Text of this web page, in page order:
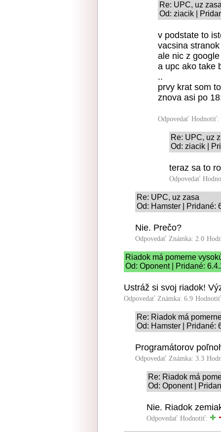
Re: UPC, uz
Od: ziacik |
v podstate to
vacsina
ale nic z
a upc ako take
..
prvy krat som
znova asi po
Odpovedať Hodnotiť:
Re: UPC, uz
Od: ziacik |
teraz sa to
Odpovedať
Re: UPC, uz zasa
Od: Hamster | Pridané:
Nie. Prečo?
Odpovedať Známka: 2.0
Riadok má pomerne
Od: Oponent | Pridané:
Ustráž si svoj riadok!
Odpovedať Známka: 6.9
Re: Riadok má
Od: Hamster | Pridané:
Programátorov
Odpovedať Známka: 3.3
Re: Riadok má
Od: Oponent |
Nie. Riadok
Odpovedať Hodnotiť: